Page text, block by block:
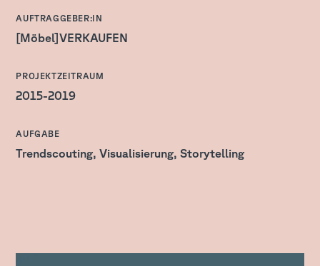
AUFTRAGGEBER:IN
[Möbel]VERKAUFEN
PROJEKTZEITRAUM
2015-2019
AUFGABE:
Trendscouting, Visualisierung, Storytelling